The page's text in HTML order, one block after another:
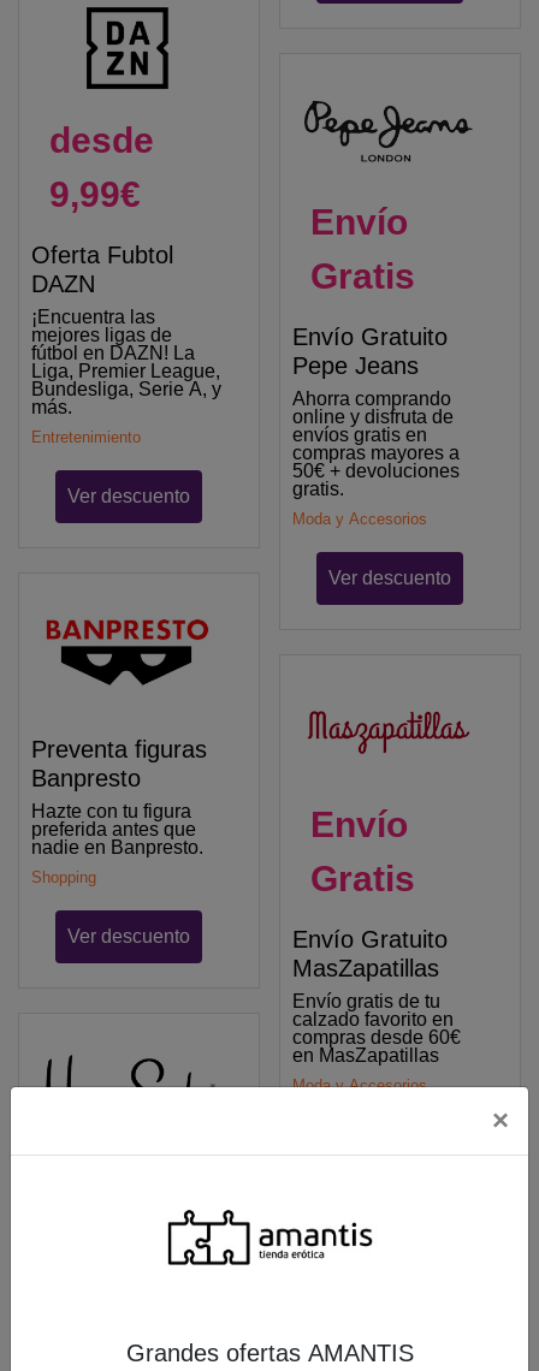
desde
9,99€
Oferta Fubtol
DAZN
¡Encuentra las
mejores ligas de
fútbol en DAZN! La
Liga, Premier League,
Bundesliga, Serie A, y
más.
Entretenimiento
Ver descuento
Preventa figuras
Banpresto
Hazte con tu figura
preferida antes que
nadie en Banpresto.
Shopping
Ver descuento
Obtén envío gratis en
Envío
Gratis
Envío Gratuito
Pepe Jeans
Ahorra comprando
online y disfruta de
envíos gratis en
compras mayores a
50€ + devoluciones
gratis.
Moda y Accesorios
Ver descuento
Envío
Gratis
Envío Gratuito
MasZapatillas
Envío gratis de tu
calzado favorito en
compras desde 60€
en MasZapatillas
Moda y Accesorios
×
Grandes ofertas AMANTIS